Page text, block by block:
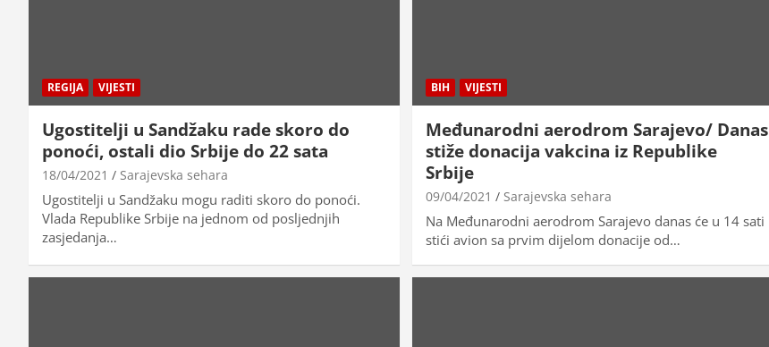
REGIJA VIJESTI
Ugostitelji u Sandžaku rade skoro do
ponoći, ostali dio Srbije do 22 sata
18/04/2021 Sarajevska sehara
Ugostitelji u Sandžaku mogu raditi skoro do ponoći.
Vlada Republike Srbije na jednom od posljednjih
zasjedanja…
BIH VIJESTI
Međunarodni aerodrom Sarajevo/ Danas
stiže donacija vakcina iz Republike
Srbije
09/04/2021 Sarajevska sehara
Na Međunarodni aerodrom Sarajevo danas će u 14 sati
stići avion sa prvim dijelom donacije od…